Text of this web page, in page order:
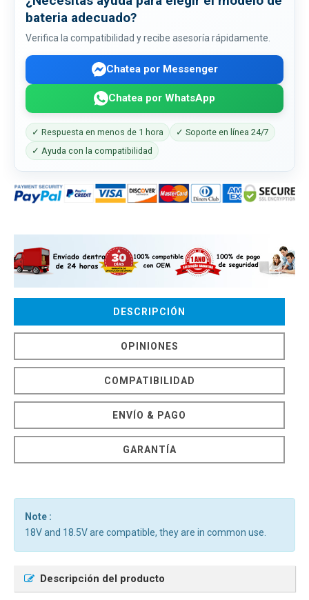
bateria adecuado?
Verifica la compatibilidad y recibe asesoría rápidamente.
Chatea por Messenger
Chatea por WhatsApp
✓ Respuesta en menos de 1 hora
✓ Soporte en línea 24/7
✓ Ayuda con la compatibilidad
DESCRIPCIÓN
OPINIONES
COMPATIBILIDAD
ENVÍO & PAGO
GARANTÍA
Note :
18V and 18.5V are compatible, they are in common use.
Descripción del producto